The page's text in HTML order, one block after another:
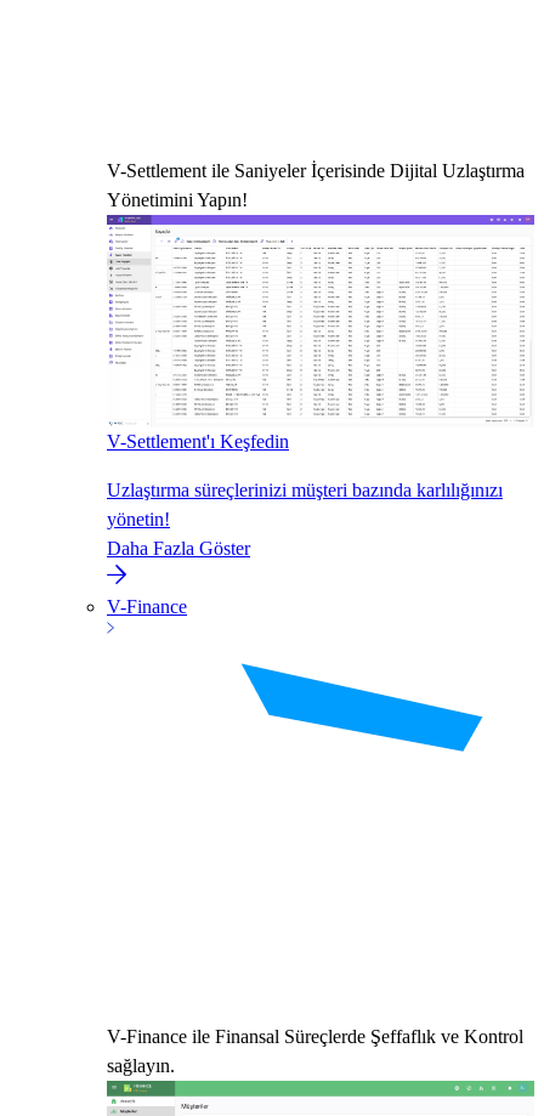
V-Settlement ile Saniyeler İçerisinde Dijital Uzlaştırma
Yönetimini Yapın!
V-Settlement'ı Keşfedin
Uzlaştırma süreçlerinizi müşteri bazında karlılığınızı
yönetin!
Daha Fazla Göster
V-Finance
V-Finance ile Finansal Süreçlerde Şeffaflık ve Kontrol
sağlayın.